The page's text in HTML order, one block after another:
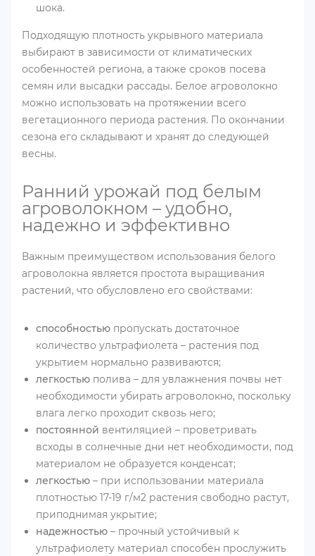
шока.
Подходящую плотность укрывного материала
выбирают в зависимости от климатических
особенностей региона, а также сроков посева
семян или высадки рассады. Белое агроволокно
можно использовать на протяжении всего
вегетационного периода растения. По окончании
сезона его складывают и хранят до следующей
весны.
Ранний урожай под белым
агроволокном – удобно,
надежно и эффективно
Важным преимуществом использования белого
агроволокна является простота выращивания
растений, что обусловлено его свойствами:
способностью пропускать достаточное
количество ультрафиолета – растения под
укрытием нормально развиваются;
легкостью полива – для увлажнения почвы нет
необходимости убирать агроволокно, поскольку
влага легко проходит сквозь него;
постоянной вентиляцией – проветривать
всходы в солнечные дни нет необходимости, под
материалом не образуется конденсат;
легкостью – при использовании материала
плотностью 17-19 г/м2 растения свободно растут,
приподнимая укрытие;
надежностью – прочный устойчивый к
ультрафиолету материал способен прослужить